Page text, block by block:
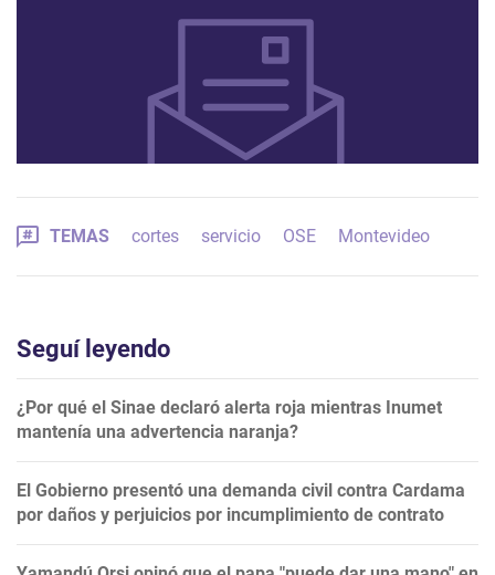
TEMAS cortes servicio OSE Montevideo
Seguí leyendo
¿Por qué el Sinae declaró alerta roja mientras Inumet
mantenía una advertencia naranja?
El Gobierno presentó una demanda civil contra Cardama
por daños y perjuicios por incumplimiento de contrato